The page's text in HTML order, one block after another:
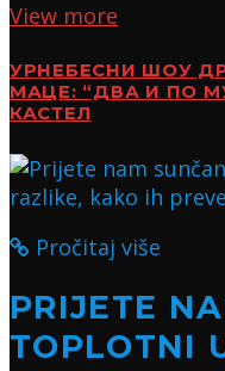
View more
УРНЕБЕСНИ ШОУ
МАЦЕ: “ДВА И ПО
КАСТЕЛ
Pročitaj više
PRIJETE
TOPLOTNI